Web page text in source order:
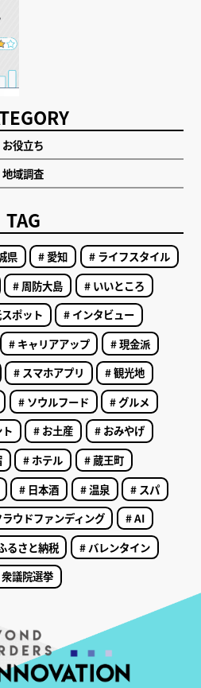
お役立ち
地域調査
TAG
県 # 愛知
# ライフスタイル
# 周防大島
# いいところ
ポット
# インタビュー
# キャリアアップ
# 現金派
# スマホアプリ
# 観光地
# ソウルフード
# グルメ
# お土産
# おみやげ
# ホテル
# 蔵王町
# 日本酒 # 温泉
# スパ
ウドファンディング
# AI
るさと納税
# バレンタイン
議院選挙